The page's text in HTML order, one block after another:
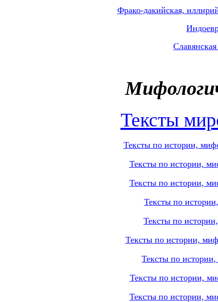
Фрако-дакийская,
Тексты
Тексты по истории,
Тексты по истории,
Тексты по истории,
Тексты по
Тексты по
Тексты по истории,
Тексты по
Тексты по истории,
Тексты по истории,